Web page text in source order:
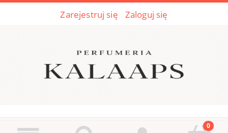
Zarejestruj się Zaloguj się